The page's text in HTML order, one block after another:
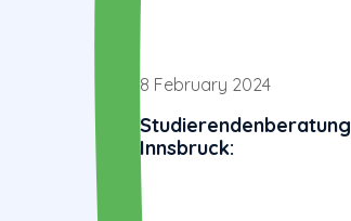
8 February 2024
Studierendenberatung
Innsbruck: